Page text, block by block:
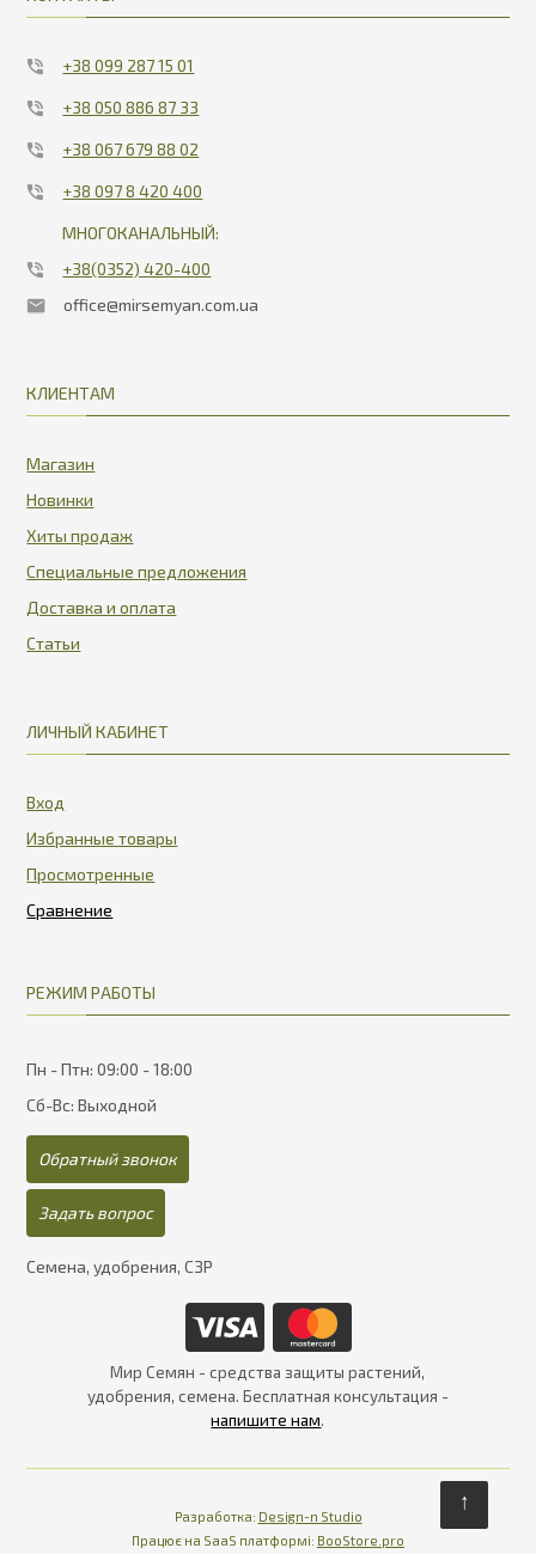
+38 099 287 15 01
+38 050 886 87 33
+38 067 679 88 02
+38 097 8 420 400
МНОГОКАНАЛЬНЫЙ:
+38(0352) 420-400
office@mirsemyan.com.ua
КЛИЕНТАМ
Магазин
Новинки
Хиты продаж
Специальные предложения
Доставка и оплата
Статьи
ЛИЧНЫЙ КАБИНЕТ
Вход
Избранные товары
Просмотренные
РЕЖИМ РАБОТЫ
Пн - Птн: 09:00 - 18:00
Сб-Вс: Выходной
Обратный звонок
Задать вопрос
Семена, удобрения, СЗР
Мир Семян - средства защиты растений,
удобрения, семена. Бесплатная консультация -
напишите нам.
Разработка: Design-n Studio
Працює на SaaS платформі: Працює на SaaS платформі
BooStore.pro
↑